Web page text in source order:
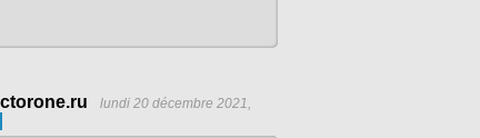
lundi 20 décembre 2021,